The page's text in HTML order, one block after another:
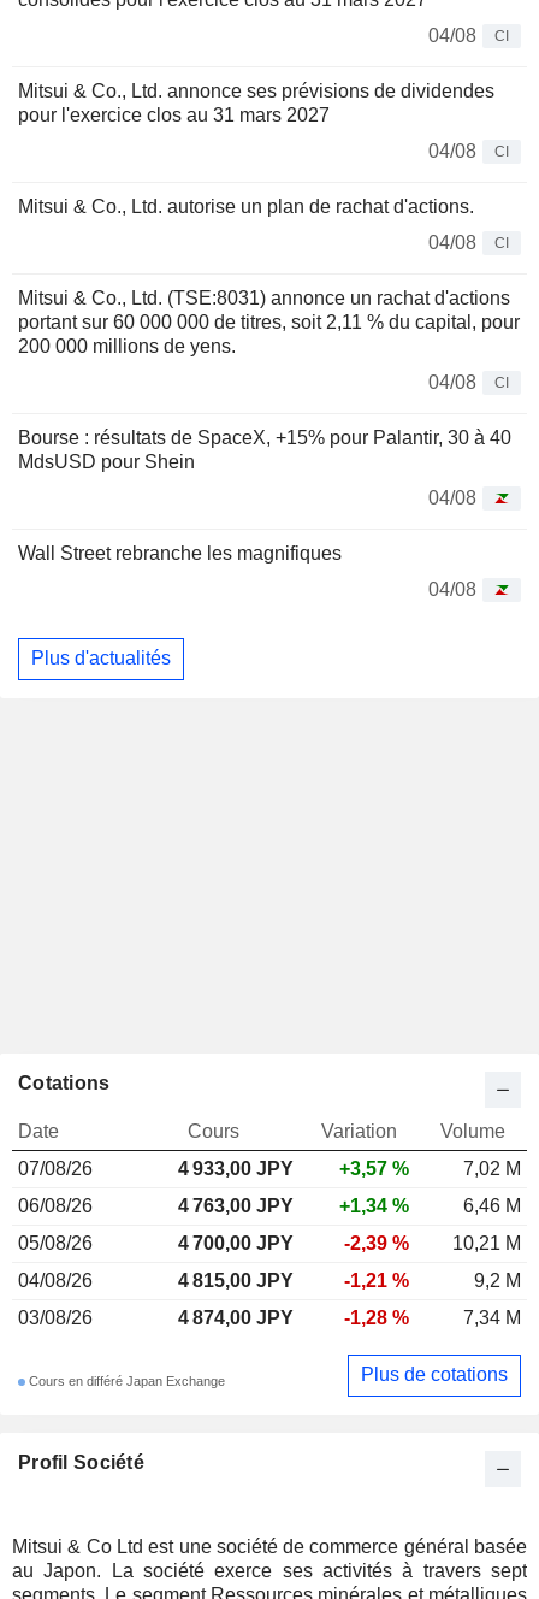
04/08
CI
Mitsui & Co., Ltd. annonce ses prévisions de dividendes
pour l'exercice clos au 31 mars 2027
04/08
CI
Mitsui & Co., Ltd. autorise un plan de rachat d'actions.
04/08
CI
Mitsui & Co., Ltd. (TSE:8031) annonce un rachat d'actions
portant sur 60 000 000 de titres, soit 2,11 % du capital, pour
200 000 millions de yens.
04/08
CI
Bourse : résultats de SpaceX, +15% pour Palantir, 30 à 40
MdsUSD pour Shein
04/08
Wall Street rebranche les magnifiques
04/08
Plus d'actualités
Profil Société
Mitsui & Co Ltd est une société de commerce général basée
au Japon. La société exerce ses activités à travers sept
segments. Le segment Ressources minérales et métalliques
Cotations
Date Cours Variation
Volume
07/08/26
4 933,00 JPY +3,57 %
7,02 M
06/08/26
4 763,00 JPY +1,34 %
6,46 M
05/08/26
4 700,00 JPY -2,39 %
10,21 M
04/08/26
4 815,00 JPY -1,21 %
9,2 M
03/08/26
4 874,00 JPY -1,28 % 7,34 M
Cours en différé Japan Exchange Plus de cotations